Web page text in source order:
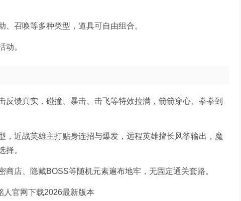
召唤等多种类型，道具可自由组合。
动。
馈真实，碰撞、暴击、击飞等特效拉满，箭箭穿心、拳拳到
，近战英雄主打贴身连招与爆发，远程英雄擅长风筝输出，魔
择。
店、隐藏BOSS等随机元素遍布地牢，无固定通关套路。